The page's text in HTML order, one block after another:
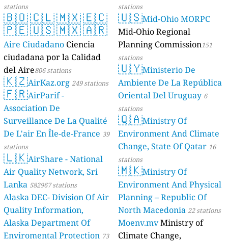
stations
🇧🇴🇨🇱🇲🇽🇪🇨
🇵🇪🇺🇸🇲🇽🇦🇷
Aire Ciudadano Ciencia
ciudadana por la Calidad
del Aire806 stations
🇰🇿AirKaz.org 249 stations
🇫🇷AirParif -
Association De
Surveillance De La Qualité
De L'air En Île-de-France 39
stations
🇱🇰AirShare - National
Air Quality Network, Sri
Lanka 582967 stations
Alaska DEC- Division Of Air
Quality Information,
Alaska Department Of
Enviromental Protection 73
stations
🇺🇸Mid-Ohio MORPC
Mid-Ohio Regional
Planning Commission151
stations
🇺🇾Ministerio De
Ambiente De La República
Oriental Del Uruguay 6
stations
🇶🇦Ministry Of
Environment And Climate
Change, State Of Qatar 16
stations
🇲🇰Ministry Of
Environment And Physical
Planning – Republic Of
North Macedonia 22 stations
Moenv.mvMinistry of
Climate Change,